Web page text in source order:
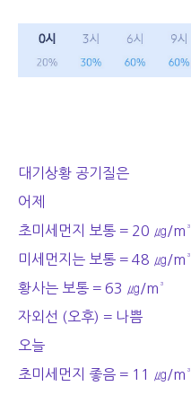
대기상황 공기질은
어제
초미세먼지 보통 = 20 ㎍/m³
미세먼지는 보통 = 48 ㎍/m³
황사는 보통 = 63 ㎍/m³
자외선 (오후) = 나쁨
오늘
초미세먼지 좋음 = 11 ㎍/m³